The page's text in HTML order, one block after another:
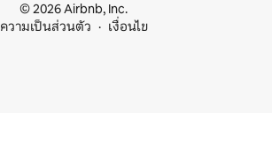
© 2026 Airbnb, Inc.
ความเป็นส่วนตัว
เงื่อนไข